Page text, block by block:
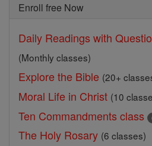
Enroll free Now
Daily Readings with
(Monthly classes)
Explore the Bible (20+
Moral Life in Christ (10
Ten Commandments class
The Holy Rosary (6 classes)